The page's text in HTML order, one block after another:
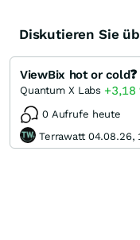
Diskutieren Sie
ViewBix hot or cold❓
Quantum X Labs +3,18
0 Aufrufe heute
Terrawatt 04.08.26,